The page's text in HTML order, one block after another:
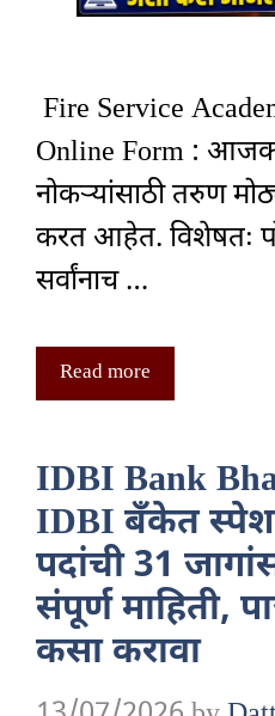
Fire Service
Online Form :
नोकऱ्यांसाठी तरुण
करत आहेत. विशेषतः
सर्वांनाच …
Read more
IDBI Bank
IDBI बँकेत
पदांची 31
संपूर्ण माहिती,
कसा करावा